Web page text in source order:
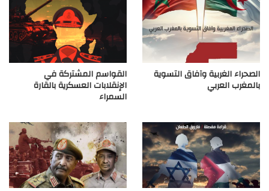
الصحراء الغربية وآفاق التسوية
بالمغرب العربي
القواسم المشتركة في
الإنقلابات العسكرية بالقارة
السمراء